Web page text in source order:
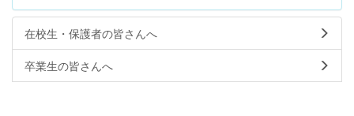
在校生・保護者の皆さんへ
卒業生の皆さんへ